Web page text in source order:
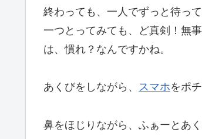
終わっても、一人でずっと待っ
一つとってみても、ど真剣！無事
は、慣れ？なんですかね。
あくびをしながら、 スマホをポ
鼻をほじりながら、ふぁーとあく